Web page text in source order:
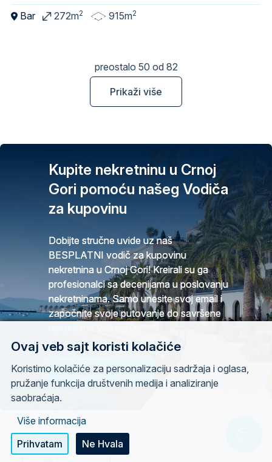
Bar 272m2 915m2
preostalo 50 od 82
Prikaži više
Kupite nekretninu u Crnoj
Gori pomoću našeg Vodiča
za kupovinu
Dobijte stručne uvide uz naš
BESPLATNI vodič za kupovinu
nekretnina u Crnoj Gori! Kreirali su ga
profesionalci sa decenijama u poslovanju
nekretninama. Samo unesite svoj email i
započnite svoje putovanje do savršene
Preuzmite vodič
Ovaj veb sajt koristi kolačiće
Koristimo kolačiće za personalizaciju sadržaja i oglasa,
pružanje funkcija društvenih medija i analiziranje
saobraćaja.
Više informacija
Prihvatam
Ne Hvala